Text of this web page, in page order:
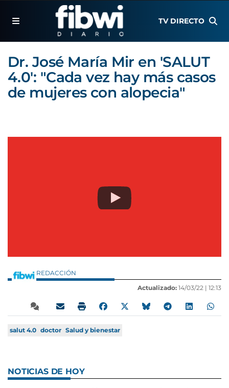
TV DIRECTO
Dr. José María Mir en 'SALUT
4.0': "Cada vez hay más casos
de mujeres con alopecia"
REDACCIÓN
Actualizado: 14/03/22 | 12:13
salut 4.0 doctor Salud y bienestar
NOTICIAS DE HOY